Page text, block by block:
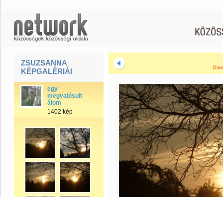
ZSUZSANNA
KÉPGALÉRIÁI
egy
megvalósult
álom
1402 kép